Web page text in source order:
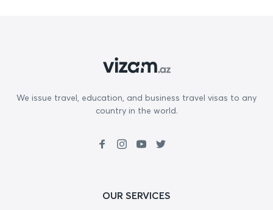
We issue travel, education, and business travel visas to any
country in the world.
OUR SERVICES